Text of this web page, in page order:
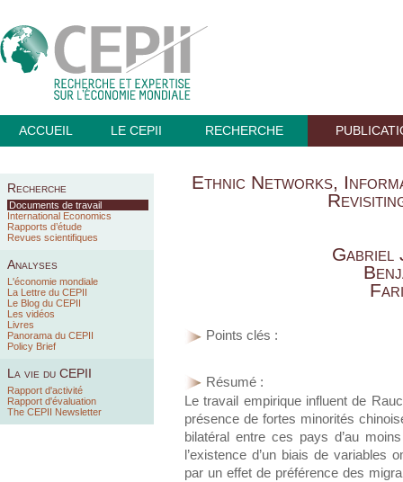
ACCUEIL LE CEPII RECHERCHE
Recherche
Documents de travail
International Economics
Rapports d’étude
Revues scientifiques
Analyses
L'économie mondiale
La Lettre du CEPII
Le Blog du CEPII
Les vidéos
Livres
Panorama du CEPII
Policy Brief
La vie du CEPII
Rapport d'activité
Rapport d'évaluation
The CEPII Newsletter
Ethnic Networks,
Gabriel
Points clés :
Résumé :
Le travail empirique influent de
présence de fortes minorités
bilatéral entre ces pays d’au
l’existence d’un biais de variables
par un effet de préférence des